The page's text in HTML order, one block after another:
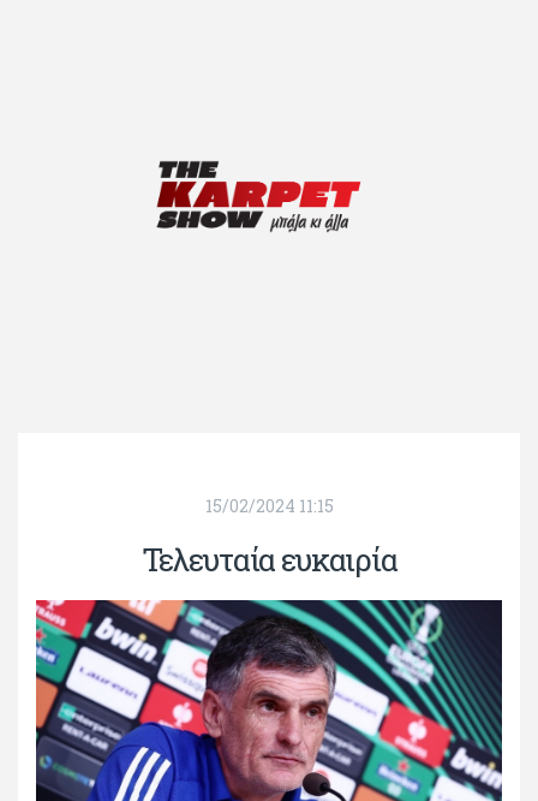
15/02/2024 11:15
Τελευταία ευκαιρία